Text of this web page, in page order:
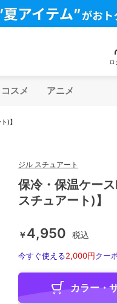
ロ
コスメ アニメ
)】
ジル スチュアート
保冷・保温ケー
スチュアート)】
￥4,950 税込
今すぐ使える2,000円クー
カラー・